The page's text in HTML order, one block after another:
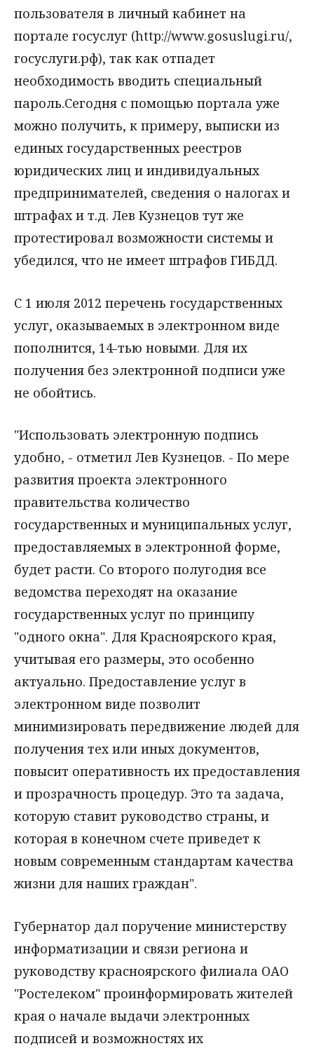
пользователя в личный кабинет на
портале госуслуг (http://www.gosuslugi.ru/,
госуслуги.рф), так как отпадет
необходимость вводить специальный
пароль.Сегодня с помощью портала уже
можно получить, к примеру, выписки из
единых государственных реестров
юридических лиц и индивидуальных
предпринимателей, сведения о налогах и
штрафах и т.д. Лев Кузнецов тут же
протестировал возможности системы и
убедился, что не имеет штрафов ГИБДД.
С 1 июля 2012 перечень государственных
услуг, оказываемых в электронном виде
пополнится, 14-тью новыми. Для их
получения без электронной подписи уже
не обойтись.
"Использовать электронную подпись
удобно, - отметил Лев Кузнецов. - По мере
развития проекта электронного
правительства количество
государственных и муниципальных услуг,
предоставляемых в электронной форме,
будет расти. Со второго полугодия все
ведомства переходят на оказание
государственных услуг по принципу
"одного окна". Для Красноярского края,
учитывая его размеры, это особенно
актуально. Предоставление услуг в
электронном виде позволит
минимизировать передвижение людей для
получения тех или иных документов,
повысит оперативность их предоставления
и прозрачность процедур. Это та задача,
которую ставит руководство страны, и
которая в конечном счете приведет к
новым современным стандартам качества
жизни для наших граждан".
Губернатор дал поручение министерству
информатизации и связи региона и
руководству красноярского филиала ОАО
"Ростелеком" проинформировать жителей
края о начале выдачи электронных
подписей и возможностях их